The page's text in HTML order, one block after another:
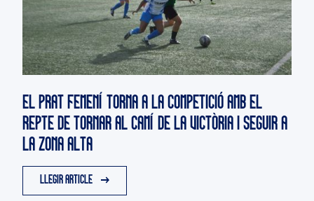
EL PRAT FEMENÍ TORNA A LA COMPETICIÓ AMB EL
REPTE DE TORNAR AL CAMÍ DE LA VICTÒRIA I SEGUIR A
LA ZONA ALTA
LLEGIR ARTICLE